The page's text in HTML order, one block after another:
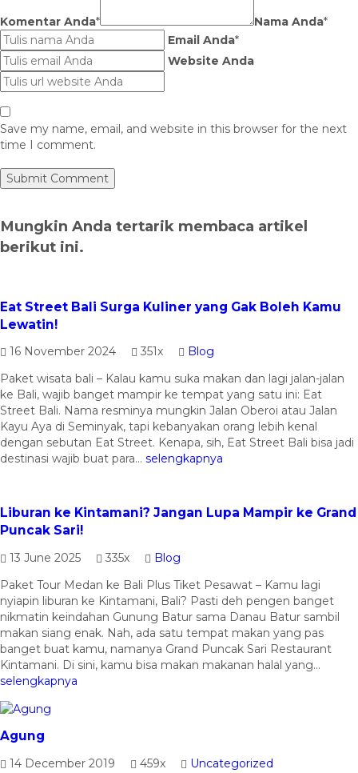
Komentar Anda* Nama Anda*
Email Anda*
Website Anda
Save my name, email, and website in this browser for the next
time I comment.
Mungkin Anda tertarik membaca artikel
berikut ini.
Eat Street Bali Surga Kuliner yang Gak Boleh Kamu
Lewatin!
16 November 2024 351x
Blog
Paket wisata bali – Kalau kamu suka makan dan lagi jalan-jalan
ke Bali, wajib banget mampir ke tempat yang satu ini: Eat
Street Bali. Nama resminya mungkin Jalan Oberoi atau Jalan
Kayu Aya di Seminyak, tapi kebanyakan orang lebih kenal
dengan sebutan Eat Street. Kenapa, sih, Eat Street Bali bisa jadi
destinasi wajib buat para... selengkapnya
Liburan ke Kintamani? Jangan Lupa Mampir ke Grand
Puncak Sari!
13 June 2025 335x
Blog
Paket Tour Medan ke Bali Plus Tiket Pesawat – Kamu lagi
nyiapin liburan ke Kintamani, Bali? Pasti deh pengen banget
nikmatin keindahan Gunung Batur sama Danau Batur sambil
makan siang enak. Nah, ada satu tempat makan yang pas
banget buat kamu, namanya Grand Puncak Sari Restaurant
Kintamani. Di sini, kamu bisa makan makanan halal yang...
selengkapnya
Agung
14 December 2019 459x
Uncategorized